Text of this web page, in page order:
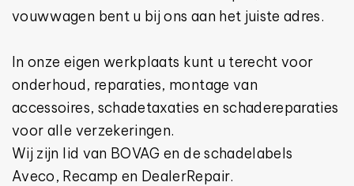
vouwwagen bent u bij ons aan het juiste adres.
In onze eigen werkplaats kunt u terecht voor
onderhoud, reparaties, montage van
accessoires, schadetaxaties en schadereparaties
voor alle verzekeringen.
Wij zijn lid van BOVAG en de schadelabels
Aveco, Recamp en DealerRepair.